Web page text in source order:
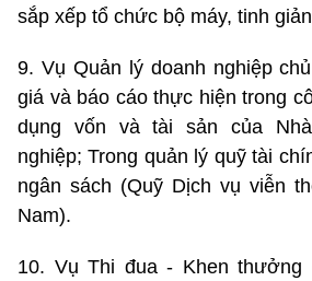
sắp xếp tổ chức bộ máy, tinh
9. Vụ Quản lý doanh nghiệp
giá và báo cáo thực hiện trong
dụng vốn và tài sản của
nghiệp; Trong quản lý quỹ tài
ngân sách (Quỹ Dịch vụ viễn
Nam).
10. Vụ Thi đua - Khen